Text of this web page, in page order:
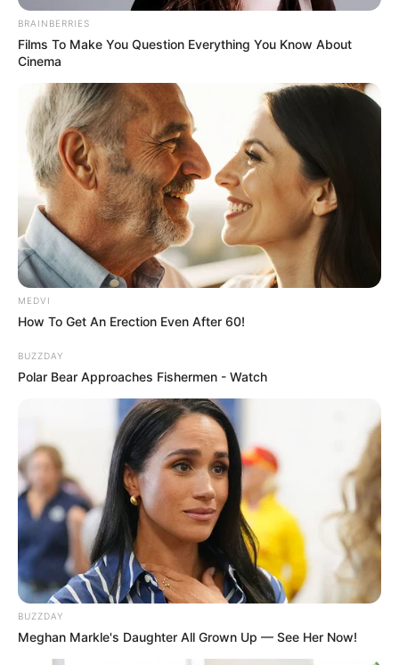
Προσθήκη το
Ανακαλύψτε περισσότερα άρθρα στα αποτελέσματα
αναζήτησης.
Το πρωί της Δευτέρας 15/06 συνελήφθη
56χρονος άνδρας από αστυνομικούς της
Υποδιεύθυνσης Καταπολέμησης Διακίνησης
Εμπορίας Ανθρώπων και Αγαθών της
BRAINBERRIES
Films To Make You Question Everything You Know About
Cinema
MEDVI
How To Get An Erection Even After 60!
BUZZDAY
Polar Bear Approaches Fishermen - Watch
BUZZDAY
Meghan Markle's Daughter All Grown Up — See Her Now!